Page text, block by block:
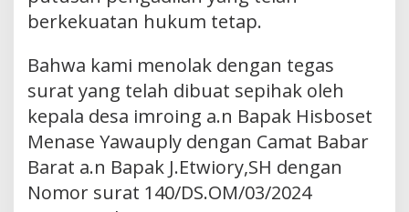
berkekuatan hukum tetap.
Bahwa kami menolak dengan tegas
surat yang telah dibuat sepihak oleh
kepala desa imroing a.n Bapak Hisboset
Menase Yawauply dengan Camat Babar
Barat a.n Bapak J.Etwiory,SH dengan
Nomor surat 140/DS.OM/03/2024